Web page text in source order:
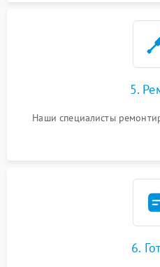
5.
Наши специалисты
6.